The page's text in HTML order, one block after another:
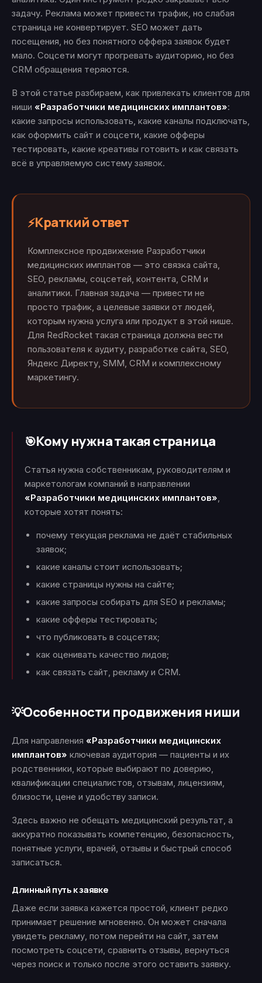
задачу. Реклама может привести трафик, но слабая
страница не конвертирует. SEO может дать
посещения, но без понятного оффера заявок будет
мало. Соцсети могут прогревать аудиторию, но без
CRM обращения теряются.
В этой статье разбираем, как привлекать клиентов для
ниши «Разработчики медицинских имплантов»:
какие запросы использовать, какие каналы подключать,
как оформить сайт и соцсети, какие офферы
тестировать, какие креативы готовить и как связать
всё в управляемую систему заявок.
⚡Краткий ответ
Комплексное продвижение Разработчики
медицинских имплантов — это связка сайта,
SEO, рекламы, соцсетей, контента, CRM и
аналитики. Главная задача — привести не
просто трафик, а целевые заявки от людей,
которым нужна услуга или продукт в этой нише.
Для RedRocket такая страница должна вести
пользователя к аудиту, разработке сайта, SEO,
Яндекс Директу, SMM, CRM и комплексному
маркетингу.
🎯Кому нужна такая страница
Статья нужна собственникам, руководителям и
маркетологам компаний в направлении
«Разработчики медицинских имплантов»,
которые хотят понять:
почему текущая реклама не даёт стабильных
заявок;
какие каналы стоит использовать;
какие страницы нужны на сайте;
какие запросы собирать для SEO и рекламы;
какие офферы тестировать;
что публиковать в соцсетях;
как оценивать качество лидов;
как связать сайт, рекламу и CRM.
💡Особенности продвижения ниши
Для направления «Разработчики медицинских
имплантов» ключевая аудитория — пациенты и их
родственники, которые выбирают по доверию,
квалификации специалистов, отзывам, лицензиям,
близости, цене и удобству записи.
Здесь важно не обещать медицинский результат, а
аккуратно показывать компетенцию, безопасность,
понятные услуги, врачей, отзывы и быстрый способ
записаться.
Длинный путь к заявке
Даже если заявка кажется простой, клиент редко
принимает решение мгновенно. Он может сначала
увидеть рекламу, потом перейти на сайт, затем
посмотреть соцсети, сравнить отзывы, вернуться
через поиск и только после этого оставить заявку.